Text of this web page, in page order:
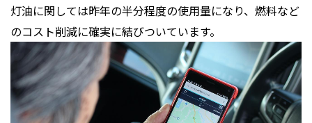
灯油に関しては昨年の半分程度の使用量になり、燃料など
のコスト削減に確実に結びついています。